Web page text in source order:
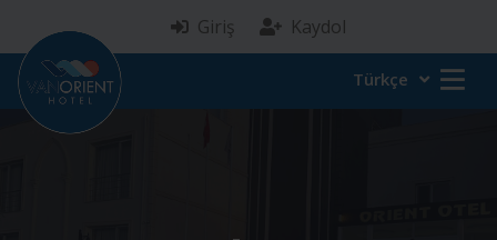
Giriş Kaydol
Türkçe